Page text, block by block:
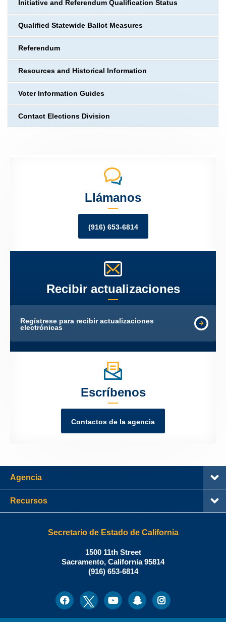
Initiative and Referendum Qualification Status
Qualified Statewide Ballot Measures
Referendum
Resources and Historical Information
Voter Information Guides
Contact Elections Division
Llámanos
(916) 653-6814
Recibir actualizaciones
Regístrese para recibir actualizaciones
electrónicas
Escríbenos
Contactos de la agencia
Agencia
Recursos
Secretario de Estado de California
Shirley
N.
Weber,
Secretario
de
Estado
de
1500 11th Street
Sacramento, California95814
Office:
(916) 653-6814
FacebookTwitterYoutubeSnapchatInstagram